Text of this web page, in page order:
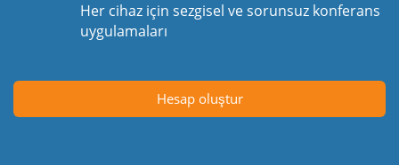
Her cihaz için sezgisel ve sorunsuz konferans
uygulamaları
Hesap oluştur